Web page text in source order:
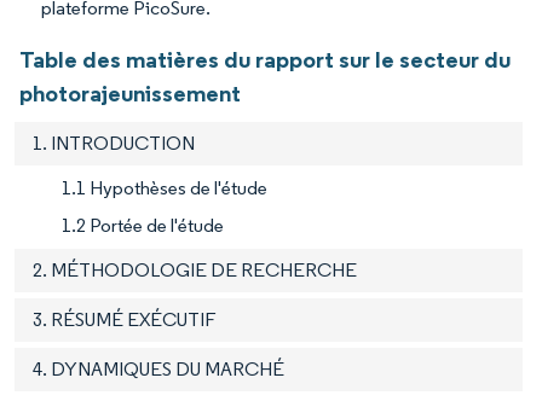
plateforme PicoSure.
Table des matières du rapport sur le secteur du
photorajeunissement
1. INTRODUCTION
1.1 Hypothèses de l'étude
1.2 Portée de l'étude
2. MÉTHODOLOGIE DE RECHERCHE
3. RÉSUMÉ EXÉCUTIF
4. DYNAMIQUES DU MARCHÉ